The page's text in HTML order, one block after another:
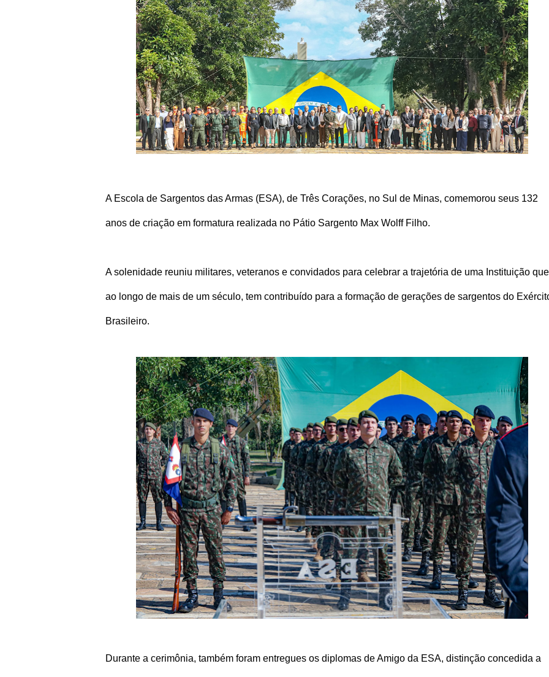
A Escola de Sargentos das Armas (ESA), de Três Corações, no Sul de Minas, comemorou seus 132
anos de criação em formatura realizada no Pátio Sargento Max Wolff Filho.
A solenidade reuniu militares, veteranos e convidados para celebrar a trajetória de uma Instituição
ao longo de mais de um século, tem contribuído para a formação de gerações de sargentos do
Brasileiro.
Durante a cerimônia, também foram entregues os diplomas de Amigo da ESA, distinção concedida a